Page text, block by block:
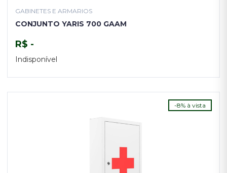
GABINETES E ARMARIOS
CONJUNTO YARIS 700 GAAM
R$ -
Indisponível
-8% à vista